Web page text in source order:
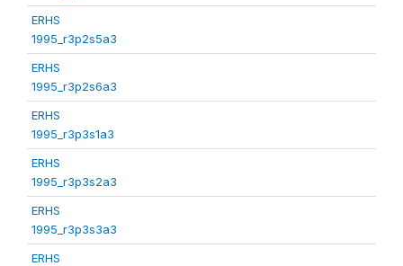
ERHS
1995_r3p2s5a3
ERHS
1995_r3p2s6a3
ERHS
1995_r3p3s1a3
ERHS
1995_r3p3s2a3
ERHS
1995_r3p3s3a3
ERHS